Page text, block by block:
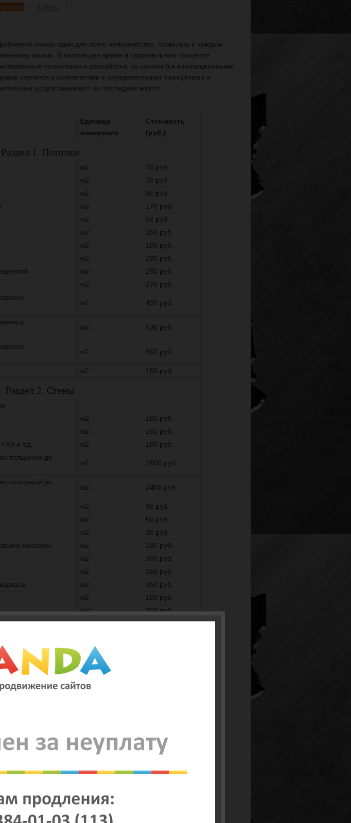
Цены
номер один для всего человечества, поскольку с каждым
жилью. В настоящее время в строительном процессе
технологии и разработки, но какими бы инновационными
строится в соответствии с определенными принципами и
услуги занимают не последнее место.
Единица
измерения
Стоимость
(руб.)
Раздел 1. Потолки
м2
70 руб.
м2
70 руб.
м2
90 руб.
м2
170 руб.
м2
50 руб.
м2
350 руб.
м2
100 руб.
м2
290 руб.
м2
290 руб.
м2
270 руб.
м2 430 руб.
м2 530 руб.
м2 900 руб.
м2 160 руб.
Раздел 2. Стены
м2
160 руб.
м2
160 руб.
и т.д.
м2
100 руб.
толщиной до
м2 1600 руб.
толщиной до
м2 2400 руб.
м2
90 руб.
м2
50 руб.
м2
30 руб.
смесями
м2
180 руб.
м2
300 руб.
м2
250 руб.
м2
350 руб.
м2
100 руб.
м2
200 руб.
м2
80 руб.
окраску
м2
м2
м2
м2
390 руб.
390 руб.
м2
шт.